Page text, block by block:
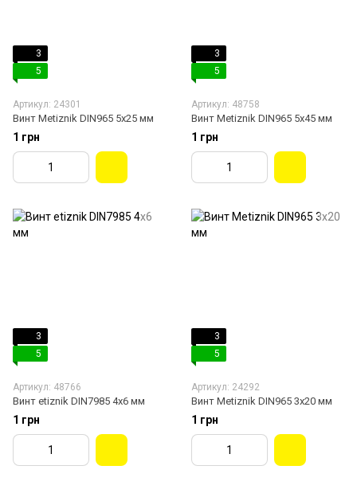
3
5
Артикул: 24301
Винт Metiznik DIN965 5х25 мм
1 грн
3
5
Артикул: 48758
Винт Metiznik DIN965 5х45 мм
1 грн
3
5
Артикул: 48766
Винт etiznik DIN7985 4х6 мм
1 грн
3
5
Артикул: 24292
Винт Metiznik DIN965 3х20 мм
1 грн